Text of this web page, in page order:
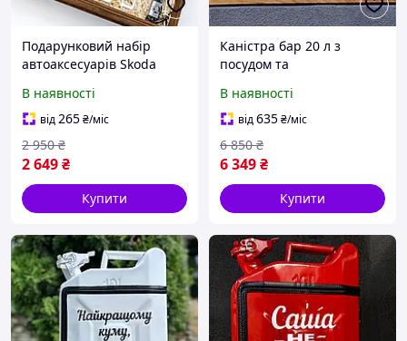
Подарунковий набір
автоаксесуарів Skoda
В наявності
від265₴/міс
2 649₴
2 950 ₴
Купити
Каністра бар 20 л з
посудом та
оригінальний подарунок
чоловікові, шефу, босу,
товаришу
В наявності
від635₴/міс
6 349₴
6 850 ₴
Купити